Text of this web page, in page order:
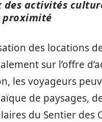
des activités
proximité
des locations
sur l’offre
les voyageurs
de paysages,
du Sentier des